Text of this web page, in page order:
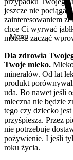
Menu
jeszcze nie pociąga
zainteresowaniem
chce Ci wyrwać
możesz zacząć
Dla zdrowia
Twoje mleko.
minerałów. Od lat
produkt
uda. Bo nawet jeśli
mleczna nie będzie
tego czy dziecko
przyśpiesza. Przez
nie potrzebuje
pożywienie. I jeśli
roku życia.